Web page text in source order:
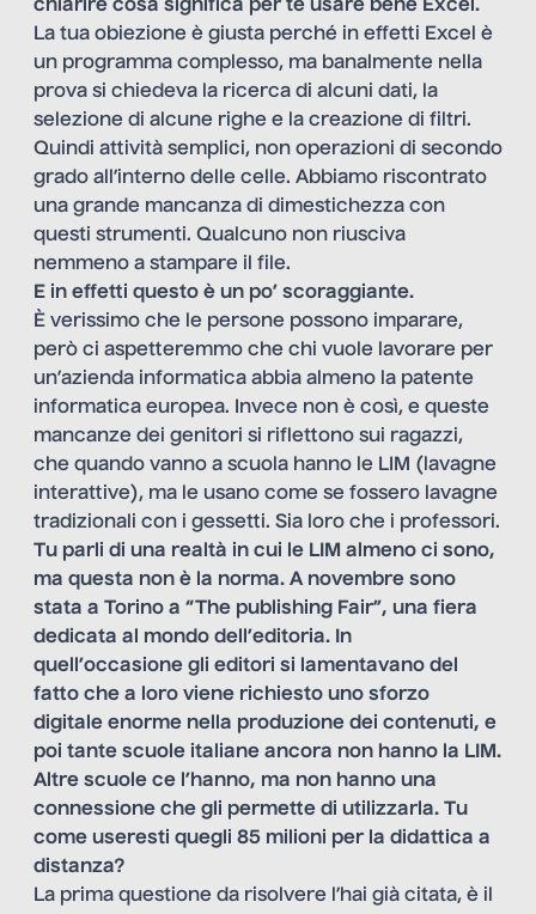
chiarire cosa significa per te usare bene Excel.
La tua obiezione è giusta perché in effetti Excel è
un programma complesso, ma banalmente nella
prova si chiedeva la ricerca di alcuni dati, la
selezione di alcune righe e la creazione di filtri.
Quindi attività semplici, non operazioni di secondo
grado all’interno delle celle. Abbiamo riscontrato
una grande mancanza di dimestichezza con
questi strumenti. Qualcuno non riusciva
nemmeno a stampare il file.
E in effetti questo è un po’ scoraggiante.
È verissimo che le persone possono imparare,
però ci aspetteremmo che chi vuole lavorare per
un’azienda informatica abbia almeno la patente
informatica europea. Invece non è così, e queste
mancanze dei genitori si riflettono sui ragazzi,
che quando vanno a scuola hanno le LIM (lavagne
interattive), ma le usano come se fossero lavagne
tradizionali con i gessetti. Sia loro che i professori.
Tu parli di una realtà in cui le LIM almeno ci sono,
ma questa non è la norma. A novembre sono
stata a Torino a “The publishing Fair”, una fiera
dedicata al mondo dell’editoria. In
quell’occasione gli editori si lamentavano del
fatto che a loro viene richiesto uno sforzo
digitale enorme nella produzione dei contenuti, e
poi tante scuole italiane ancora non hanno la LIM.
Altre scuole ce l’hanno, ma non hanno una
connessione che gli permette di utilizzarla. Tu
come useresti quegli 85 milioni per la didattica a
distanza?
La prima questione da risolvere l’hai già citata, è il